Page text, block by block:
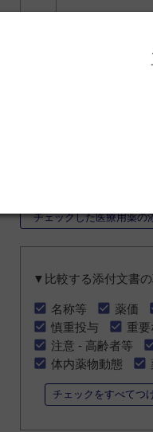
* 一般薬（OTC）の
検索結果は、先発
同じ先発品/基礎的
チェックした医療用薬の
▼比較する添付文書の
名称等 薬価
慎重投与
重要
注意 - 高齢者等
体内薬物動態
チェックをすべてつ